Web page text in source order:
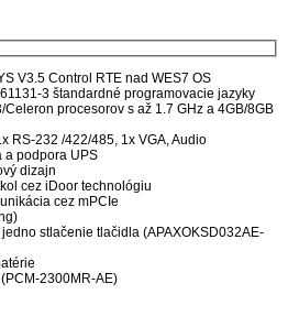
V3.5 Control RTE nad WES7 OS
3 štandardné programovacie jazyky
procesorov s až 1.7 GHz a 4GB/8GB
RS-232 /422/485, 1x VGA, Audio
a podpora UPS
dizajn
cez iDoor technológiu
cez mPCIe
stlačenie tlačidla (APAXOKSD032AE-
2300MR-AE)